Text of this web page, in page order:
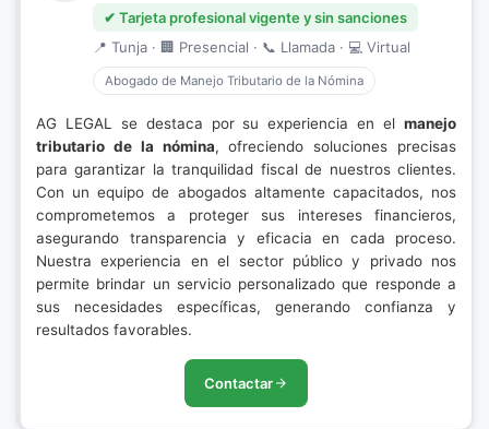
✔ Tarjeta profesional vigente y sin sanciones
📍 Tunja · 🏢 Presencial · 📞 Llamada · 💻 Virtual
Abogado de Manejo Tributario de la Nómina
AG LEGAL se destaca por su experiencia en el manejo
tributario de la nómina, ofreciendo soluciones precisas
para garantizar la tranquilidad fiscal de nuestros clientes.
Con un equipo de abogados altamente capacitados, nos
comprometemos a proteger sus intereses financieros,
asegurando transparencia y eficacia en cada proceso.
Nuestra experiencia en el sector público y privado nos
permite brindar un servicio personalizado que responde a
sus necesidades específicas, generando confianza y
resultados favorables.
Contactar